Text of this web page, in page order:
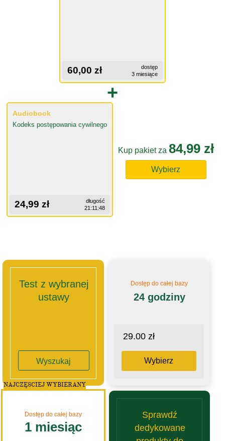
60,00 zł
dostęp
3 miesiące
+
Audiobook
Kodeks postępowania cywilnego
24,99 zł
długość
21:11:48
Kup pakiet za 84,99 zł
Wybierz
Test z wybranej
ustawy
Wyszukaj
Dostęp do całej bazy
24 godziny
29.00 zł
Wybierz
Dostęp do całej bazy
1 miesiąc
NAJCZĘSCIEJ WYBIERANY
Sprawdź
dedykowane